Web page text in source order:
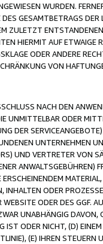
WURDEN.
GESAMTBETRAGS
ZULETZT
HIERMIT AUF
ODER ANDERE
VON
NACH DEN
UNMITTELBAR ODER
DER
UNTERNEHMEN
UND VERTRETER VON
INHALTEN ODER
ODER DES GGF.
UNABHÄNGIG
IST ODER NICHT, (D)
(E) IHREN